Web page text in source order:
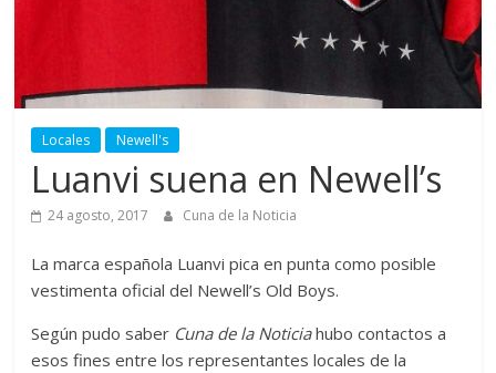
Locales Newell's
Luanvi suena en Newell’s
24 agosto, 2017 Cuna de la Noticia
La marca española Luanvi pica en punta como posible
vestimenta oficial del Newell’s Old Boys.
Según pudo saber Cuna de la Noticiahubo contactos a
esos fines entre los representantes locales de la